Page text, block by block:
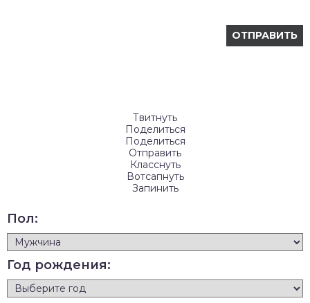
Твитнуть
Поделиться
Поделиться
Отправить
Класснуть
Вотсапнуть
Запинить
Пол:
Год рождения: